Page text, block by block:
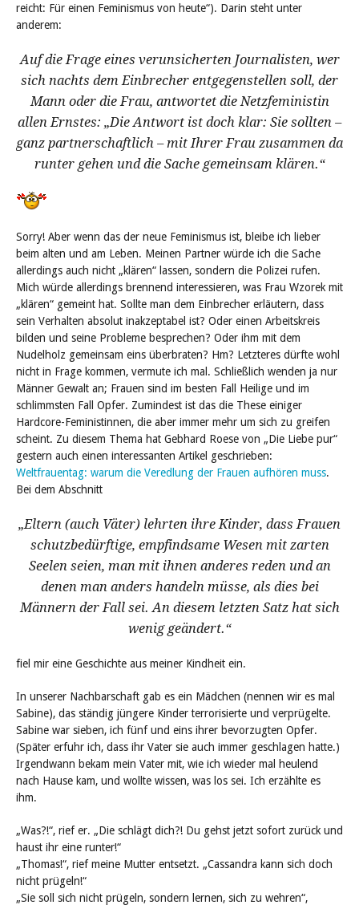
reicht: Für einen Feminismus von heute“). Darin steht unter
anderem:
Auf die Frage eines verunsicherten Journalisten, wer
sich nachts dem Einbrecher entgegenstellen soll, der
Mann oder die Frau, antwortet die Netzfeministin
allen Ernstes: „Die Antwort ist doch klar: Sie sollten –
ganz partnerschaftlich – mit Ihrer Frau zusammen da
runter gehen und die Sache gemeinsam klären.“
Sorry! Aber wenn das der neue Feminismus ist, bleibe ich lieber
beim alten und am Leben. Meinen Partner würde ich die Sache
allerdings auch nicht „klären“ lassen, sondern die Polizei rufen.
Mich würde allerdings brennend interessieren, was Frau Wzorek mit
„klären“ gemeint hat. Sollte man dem Einbrecher erläutern, dass
sein Verhalten absolut inakzeptabel ist? Oder einen Arbeitskreis
bilden und seine Probleme besprechen? Oder ihm mit dem
Nudelholz gemeinsam eins überbraten? Hm? Letzteres dürfte wohl
nicht in Frage kommen, vermute ich mal. Schließlich wenden ja nur
Männer Gewalt an; Frauen sind im besten Fall Heilige und im
schlimmsten Fall Opfer. Zumindest ist das die These einiger
Hardcore-Feministinnen, die aber immer mehr um sich zu greifen
scheint. Zu diesem Thema hat Gebhard Roese von „Die Liebe pur“
gestern auch einen interessanten Artikel geschrieben:
Weltfrauentag: warum die Veredlung der Frauen aufhören muss.
Bei dem Abschnitt
„Eltern (auch Väter) lehrten ihre Kinder, dass Frauen
schutzbedürftige, empfindsame Wesen mit zarten
Seelen seien, man mit ihnen anderes reden und an
denen man anders handeln müsse, als dies bei
Männern der Fall sei. An diesem letzten Satz hat sich
wenig geändert.“
fiel mir eine Geschichte aus meiner Kindheit ein.
In unserer Nachbarschaft gab es ein Mädchen (nennen wir es mal
Sabine), das ständig jüngere Kinder terrorisierte und verprügelte.
Sabine war sieben, ich fünf und eins ihrer bevorzugten Opfer.
(Später erfuhr ich, dass ihr Vater sie auch immer geschlagen hatte.)
Irgendwann bekam mein Vater mit, wie ich wieder mal heulend
nach Hause kam, und wollte wissen, was los sei. Ich erzählte es
ihm.
„Was?!“, rief er. „Die schlägt dich?! Du gehst jetzt sofort zurück und
haust ihr eine runter!“
„Thomas!“, rief meine Mutter entsetzt. „Cassandra kann sich doch
nicht prügeln!“
„Sie soll sich nicht prügeln, sondern lernen, sich zu wehren“,